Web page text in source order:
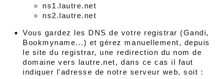
ns1.lautre.net
ns2.lautre.net
Vous gardez les DNS de votre registrar (Gandi,
Bookmyname...) et gérez manuellement, depuis
le site du registrar, une redirection du nom de
domaine vers lautre.net, dans ce cas il faut
indiquer l'adresse de notre serveur web, soit :